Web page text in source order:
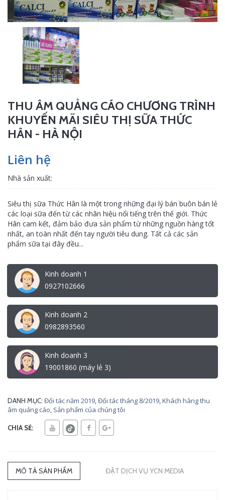
THU ÂM QUẢNG CÁO CHƯƠNG TRÌNH
KHUYẾN MÃI SIÊU THỊ SỮA THỨC
HÂN - HÀ NỘI
Liên hệ
Nhà sản xuất:
Siêu thị sữa Thức Hân là một trong những đại lý bán buôn bán lẻ
các loại sữa đến từ các nhãn hiệu nổi tiếng trên thế giới. Thức
Hân cam kết, đảm bảo đưa sản phẩm từ những nguồn hàng tốt
nhất, an toàn nhất đến tay người tiêu dung. Tất cả các sản
phẩm sữa tại đây đều...
Kinh doanh 1
0927102666
Kinh doanh 2
0982893560
Kinh doanh 3
19001860 (máy lẻ 3)
DANH MỤC: Đối tác năm 2019,Đối tác tháng 8/2019,Khách hàng thu
âm quảng cáo, Sản phẩm của chúng tôi
CHIA SẺ:
MÔ TẢ SẢN PHẨM ĐẶT DỊCH VỤ YCN MEDIA